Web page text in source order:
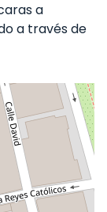
a
a través de